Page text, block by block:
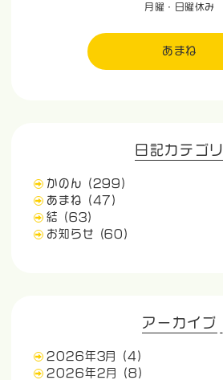
月曜・日曜休み
あまね
日記カテゴリ
かのん
(299)
あまね
(47)
結
(63)
お知らせ
(60)
アーカイブ
2026年3月
(4)
2026年2月
(8)